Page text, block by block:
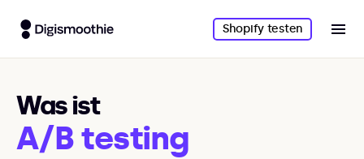
Shopify testen
Was ist
A/B testing